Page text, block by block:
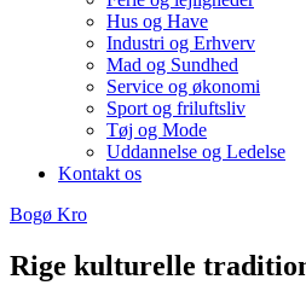
Hus og Have
Industri og Erhverv
Mad og Sundhed
Service og økonomi
Sport og friluftsliv
Tøj og Mode
Uddannelse og Ledelse
Kontakt os
Bogø Kro
Rige kulturelle